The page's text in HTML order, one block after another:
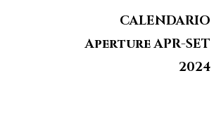
CALENDARIO
Aperture APR-SET
2024